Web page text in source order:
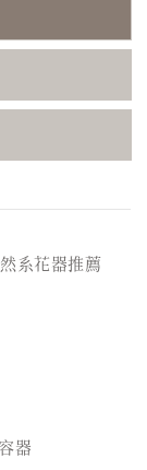
系花器推薦
器